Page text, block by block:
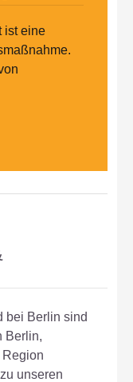
ist eine
bei Berlin sind
Berlin,
unseren